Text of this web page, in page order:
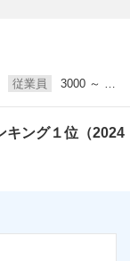
従業員 3000 ～ 5000人未満
キング１位（2024